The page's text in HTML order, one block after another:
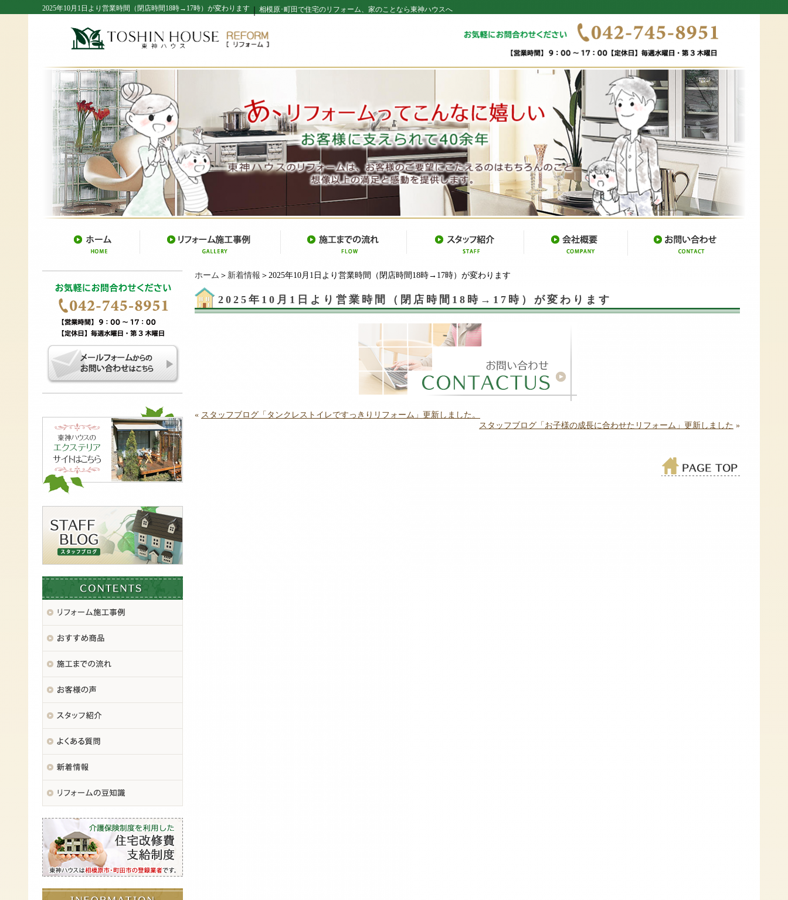
2025年10月1日より営業時間（閉店時間18時→17時）が変わります 相模原･町田で住宅のリフォーム、家のことなら東神ハウスへ
ホーム ＞ 新着情報 ＞2025年10月1日より営業時間（閉店時間18時→17時）が変わります
2025年10月1日より営業時間（閉店時間18時→17時）が変わります
« スタッフブログ「タンクレストイレですっきりリフォーム」更新しました。
スタッフブログ「お子様の成長に合わせたリフォーム」更新しました »